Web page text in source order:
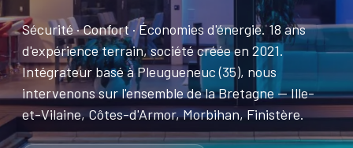
Sécurité · Confort · Économies d'énergie. 18 ans
d'expérience terrain, société créée en 2021.
Intégrateur basé à Pleugueneuc (35), nous
intervenons sur l'ensemble de la Bretagne — Ille-
et-Vilaine, Côtes-d'Armor, Morbihan, Finistère.